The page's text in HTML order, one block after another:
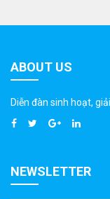
ABOUT US
Diễn đàn sinh hoạt,
NEWSLETTER